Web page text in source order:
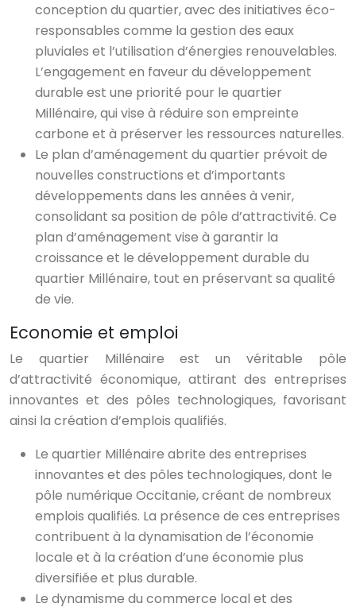
conception du quartier, avec des initiatives éco-
responsables comme la gestion des eaux
pluviales et l’utilisation d’énergies renouvelables.
L’engagement en faveur du développement
durable est une priorité pour le quartier
Millénaire, qui vise à réduire son empreinte
carbone et à préserver les ressources naturelles.
Le plan d’aménagement du quartier prévoit de
nouvelles constructions et d’importants
développements dans les années à venir,
consolidant sa position de pôle d’attractivité. Ce
plan d’aménagement vise à garantir la
croissance et le développement durable du
quartier Millénaire, tout en préservant sa qualité
de vie.
Economie et emploi
Le quartier Millénaire est un véritable pôle
d’attractivité économique, attirant des entreprises
innovantes et des pôles technologiques, favorisant
ainsi la création d’emplois qualifiés.
Le quartier Millénaire abrite des entreprises
innovantes et des pôles technologiques, dont le
pôle numérique Occitanie, créant de nombreux
emplois qualifiés. La présence de ces entreprises
contribuent à la dynamisation de l’économie
locale et à la création d’une économie plus
diversifiée et plus durable.
Le dynamisme du commerce local et des